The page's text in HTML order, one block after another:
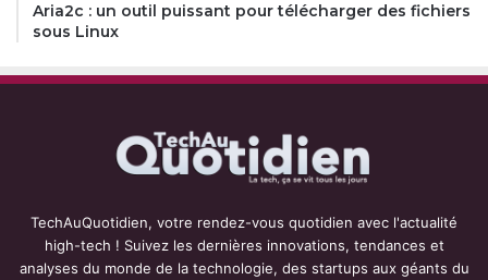
Aria2c : un outil puissant pour télécharger des fichiers
sous Linux
TechAuQuotidien, votre rendez-vous quotidien avec l'actualité
high-tech ! Suivez les dernières innovations, tendances et
analyses du monde de la technologie, des startups aux géants du